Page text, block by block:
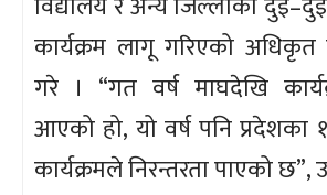
कार्यक्रम लागू गरिएको
गरे । “गत वर्ष माघदेखि
आएको हो, यो वर्ष पनि प्रदेशका
कार्यक्रमले निरन्तरता पाएको